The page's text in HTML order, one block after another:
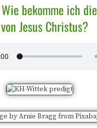
bekomme ich die
Jesus Christus?